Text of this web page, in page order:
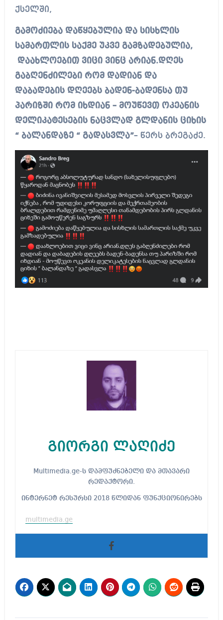
ქსელში,
გამოძიება დაწყებულია და სისხლის
სამართლის საქმე უკვე გამზადებულია,
დაახლოებით ვიცი ვინც არიან.დღეს
გაბღენძილები რომ დადიან და
დაბადების დღეებს ბადენ-ბადენსა თუ
პარიზში რომ იხდიან – მოუწევთ ოკეანის
დელიკატესების ნაცვლად გლდანის ციხის
“ ბალანდაზე “ გადასვლა”– წერს ბრეგაძე.
გიორგი ლაღიძე
Multimedia.ge-ს დამფუძნებელი და მთავარი
რედაქტორი.
ინტერნეტ რესურსი 2018 წლიდან ფუნქციონირებს
multimedia.ge